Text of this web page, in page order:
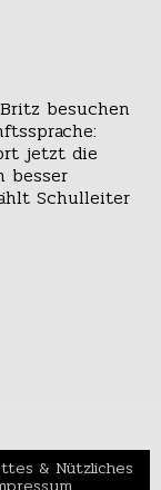
besuchen
jetzt die
besser
Schulleiter
& Nützliches